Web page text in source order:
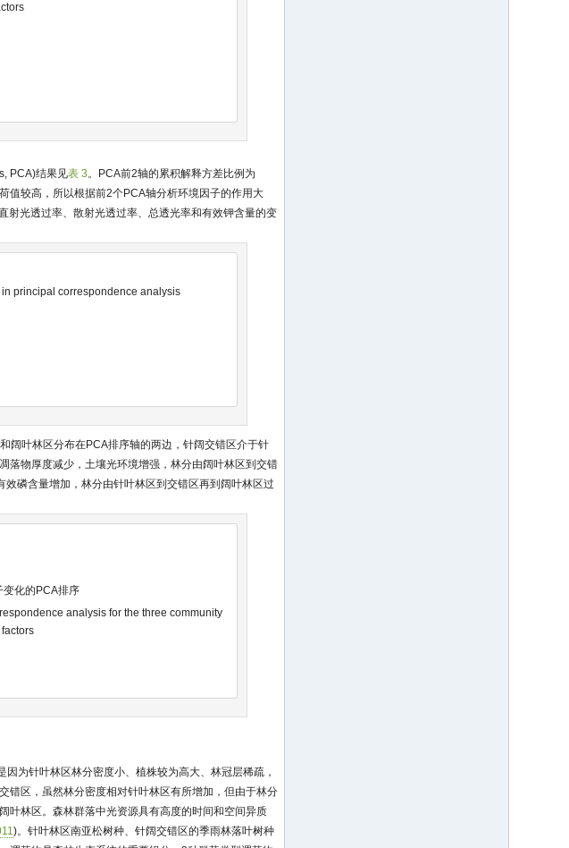
PCA)结果见表 3。PCA前2轴的累积解释方差比例为
值较高，所以根据前2个PCA轴分析环境因子的作用大
射光透过率、散射光透过率、总透光率和有效钾含量的变
principal correspondence analysis
阔叶林区分布在PCA排序轴的两边，针阔交错区介于针
落物厚度减少，土壤光环境增强，林分由阔叶林区到交错
磷含量增加，林分由针叶林区到交错区再到阔叶林区过
化的PCA排序
analysis for the three community
为针叶林区林分密度小、植株较为高大、林冠层稀疏，
错区，虽然林分密度相对针叶林区有所增加，但由于林分
叶林区。森林群落中光资源具有高度的时间和空间异质
)。针叶林区南亚松树种、针阔交错区的季雨林落叶树种